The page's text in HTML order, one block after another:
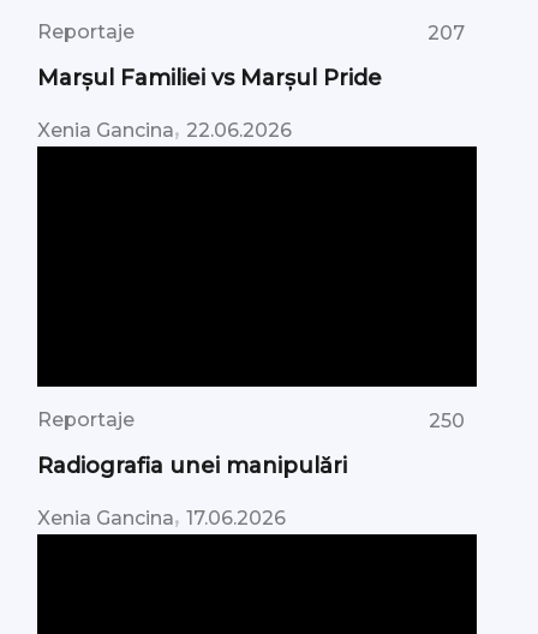
Reportaje 207
Marșul Familiei vs Marșul Pride
Xenia Gancina, 22.06.2026
Reportaje 250
Radiografia unei manipulări
Xenia Gancina,17.06.2026